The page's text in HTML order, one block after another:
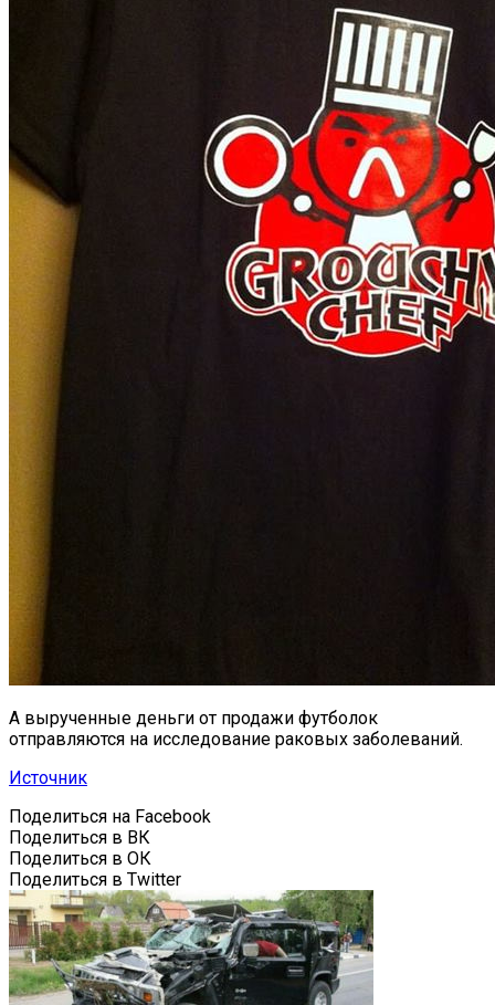
А вырученные деньги от продажи футболок
отправляются на исследование раковых заболеваний.
Источник
Поделиться на Facebook
Поделиться в ВК
Поделиться в ОК
Поделиться в Twitter